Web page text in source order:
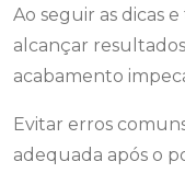
Ao seguir as dicas
alcançar
acabamento
Evitar erros
adequada após o